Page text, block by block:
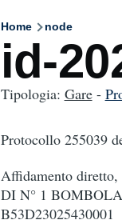
Home node
id-
Tipologia: Gare-
Protocollo 255039
Affidamento
DI N° 1
B53D23025430001